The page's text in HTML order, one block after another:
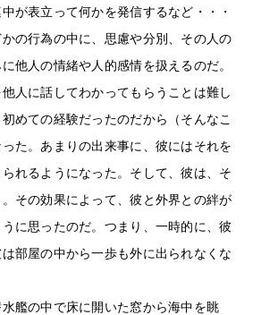
が表立って何かを発信するなど・・・
の行為の中に、思慮や分別、その人の
他人の情緒や人的感情を扱えるのだ。
人に話してわかってもらうことは難し
めての経験だったのだから（そんなこ
た。あまりの出来事に、彼にはそれを
れるようになった。そして、彼は、そ
その効果によって、彼と外界との絆が
に思ったのだ。つまり、一時的に、彼
部屋の中から一歩も外に出られなくな
艦の中で床に開いた窓から海中を眺